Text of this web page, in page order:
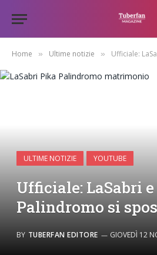
Home » Ultime notizie » Ufficiale:
ULTIME NOTIZIE YOUTUBE
Ufficiale: LaSabri
Palindromo si
BY TUBERFAN EDITORE GIOVEDÌ 12